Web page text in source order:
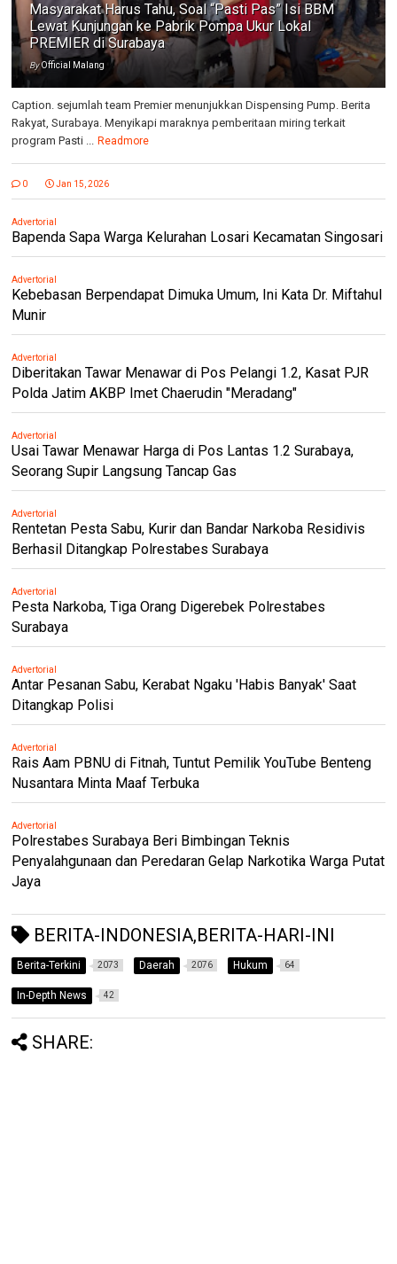
Masyarakat Harus Tahu, Soal “Pasti Pas” Isi BBM
Lewat Kunjungan ke Pabrik Pompa Ukur Lokal
PREMIER di Surabaya
ByOfficial Malang
Caption. sejumlah team Premier menunjukkan Dispensing Pump. Berita
Rakyat, Surabaya. Menyikapi maraknya pemberitaan miring terkait
program Pasti ...
Readmore
0 Jan 15, 2026
Advertorial
Bapenda Sapa Warga Kelurahan Losari Kecamatan Singosari
Advertorial
Kebebasan Berpendapat Dimuka Umum, Ini Kata Dr. Miftahul
Munir
Advertorial
Diberitakan Tawar Menawar di Pos Pelangi 1.2, Kasat PJR
Polda Jatim AKBP Imet Chaerudin "Meradang"
Advertorial
Usai Tawar Menawar Harga di Pos Lantas 1.2 Surabaya,
Seorang Supir Langsung Tancap Gas
Advertorial
Rentetan Pesta Sabu, Kurir dan Bandar Narkoba Residivis
Berhasil Ditangkap Polrestabes Surabaya
Advertorial
Pesta Narkoba, Tiga Orang Digerebek Polrestabes
Surabaya
Advertorial
Antar Pesanan Sabu, Kerabat Ngaku 'Habis Banyak' Saat
Ditangkap Polisi
Advertorial
Rais Aam PBNU di Fitnah, Tuntut Pemilik YouTube Benteng
Nusantara Minta Maaf Terbuka
Advertorial
Polrestabes Surabaya Beri Bimbingan Teknis
Penyalahgunaan dan Peredaran Gelap Narkotika Warga Putat
Jaya
BERITA-INDONESIA,BERITA-HARI-INI
Berita-Terkini 2073 Daerah 2076 Hukum 64
In-Depth News 42
SHARE: